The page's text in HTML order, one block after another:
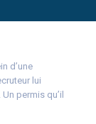
d’une
lui
permis qu’il